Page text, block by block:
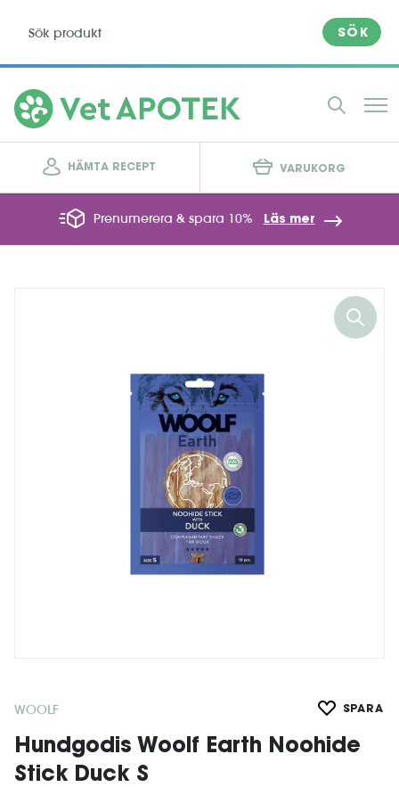
SÖK
HÄMTA RECEPT VARUKORG
Prenumerera & spara 10% Läs mer
WOOLF SPARA
Hundgodis Woolf Earth Noohide
Stick Duck S